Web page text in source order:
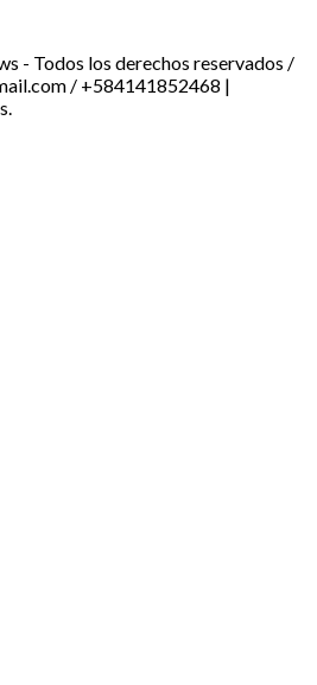
- Todos los derechos reservados /
/ +584141852468 |